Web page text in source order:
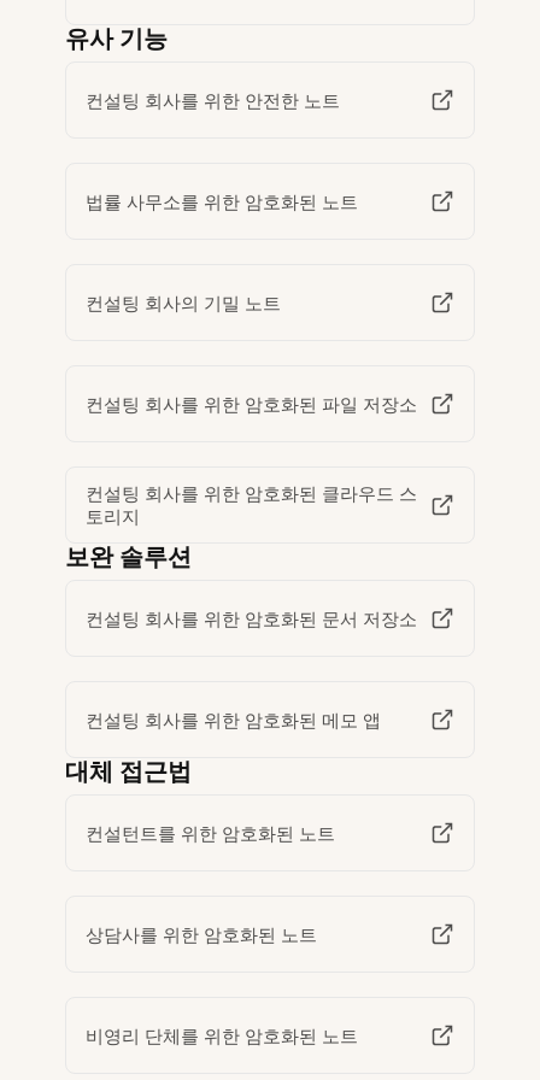
유사 기능
컨설팅 회사를 위한 안전한 노트
법률 사무소를 위한 암호화된 노트
컨설팅 회사의 기밀 노트
컨설팅 회사를 위한 암호화된 파일 저장소
컨설팅 회사를 위한 암호화된 클라우드 스
토리지
보완 솔루션
컨설팅 회사를 위한 암호화된 문서 저장소
컨설팅 회사를 위한 암호화된 메모 앱
대체 접근법
컨설턴트를 위한 암호화된 노트
상담사를 위한 암호화된 노트
비영리 단체를 위한 암호화된 노트